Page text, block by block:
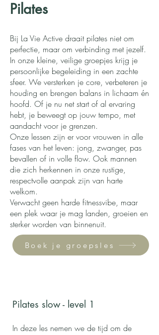
Pilates
Bij La Vie Active draait pilates niet om
perfectie, maar om verbinding met jezelf.
In onze kleine, veilige groepjes krijg je
persoonlijke begeleiding in een zachte
sfeer. We versterken je core, verbeteren je
houding en brengen balans in lichaam én
hoofd. Of je nu net start of al ervaring
hebt, je beweegt op jouw tempo, met
aandacht voor je grenzen.
Onze lessen zijn er voor vrouwen in alle
fases van het leven: jong, zwanger, pas
bevallen of in volle flow. Ook mannen
die zich herkennen in onze rustige,
respectvolle aanpak zijn van harte
welkom.
Verwacht geen harde fitnessvibe, maar
een plek waar je mag landen, groeien en
sterker worden van binnenuit.
Boek je groepsles
Pilates slow - level 1
In deze les nemen we de tijd om de